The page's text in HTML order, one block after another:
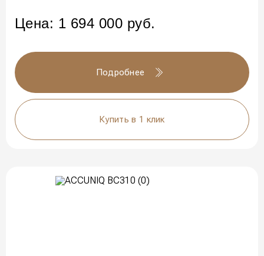
Цена: 1 694 000 руб.
Подробнее
Купить в 1 клик